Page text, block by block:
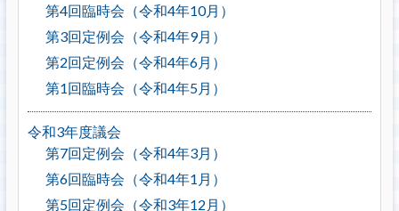
第4回臨時会（令和4年10月）
第3回定例会（令和4年9月）
第2回定例会（令和4年6月）
第1回臨時会（令和4年5月）
令和3年度議会
第7回定例会（令和4年3月）
第6回臨時会（令和4年1月）
第5回定例会（令和3年12月）